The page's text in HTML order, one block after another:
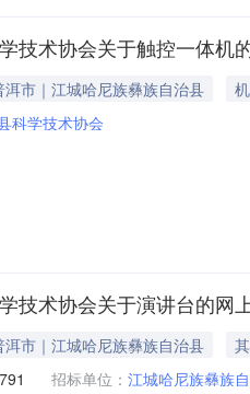
技术协会关于触控一体机
洱市｜江城哈尼族彝族自治县
科学技术协会
技术协会关于演讲台的网
洱市｜江城哈尼族彝族自治县
招标单位： 江城哈尼族彝族